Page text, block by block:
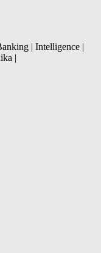
| Intelligence |
|